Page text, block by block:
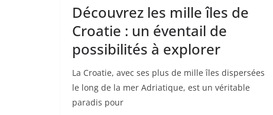
Découvrez les mille îles de
Croatie : un éventail de
possibilités à explorer
La Croatie, avec ses plus de mille îles dispersées
le long de la mer Adriatique, est un véritable
paradis pour